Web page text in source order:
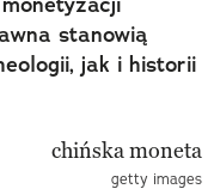
stanowią
jak i historii
getty images